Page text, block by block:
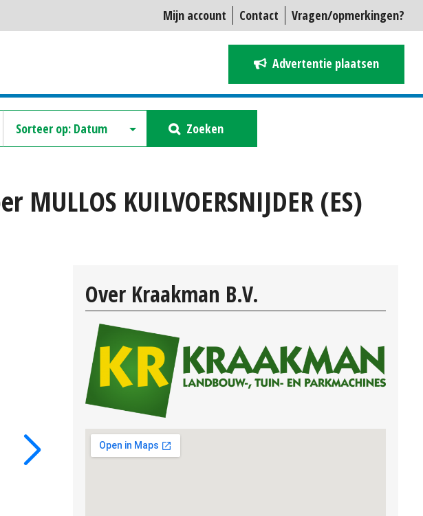
Mijn account Contact Vragen/opmerkingen?
Advertentie plaatsen
Zoeken
KUILVOERSNIJDER (ES)
Over Kraakman B.V.